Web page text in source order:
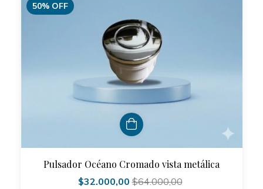
50% OFF
Pulsador Océano Cromado vista metálica
$32.000,00$64.000,00